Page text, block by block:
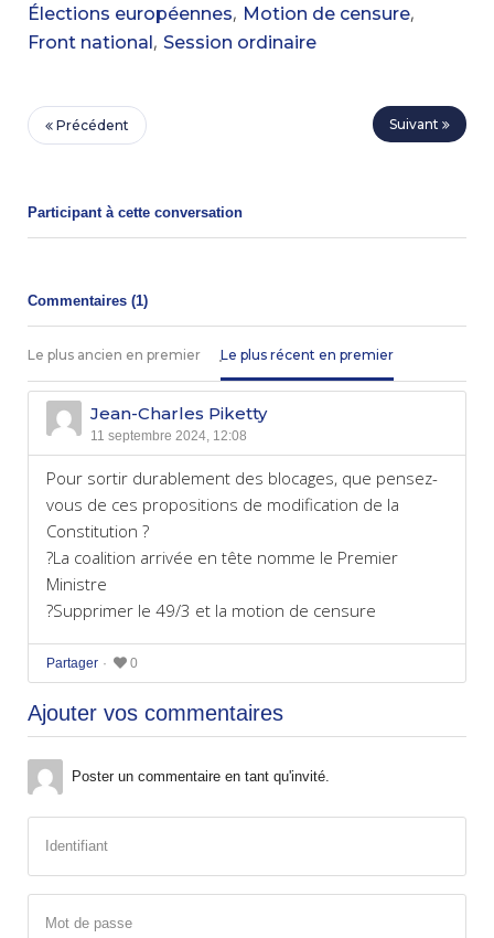
Élections européennes, Motion de censure,
Front national, Session ordinaire
Précédent Suivant
Participant à cette conversation
Commentaires (1)
Le plus ancien en premier Le plus récent en premier
Jean-Charles Piketty
11 septembre 2024, 12:08
Pour sortir durablement des blocages, que pensez-
vous de ces propositions de modification de la
Constitution ?
?La coalition arrivée en tête nomme le Premier
Ministre
?Supprimer le 49/3 et la motion de censure
Partager 0
Ajouter vos commentaires
Poster un commentaire en tant qu'invité.
Identifiant
Mot de passe